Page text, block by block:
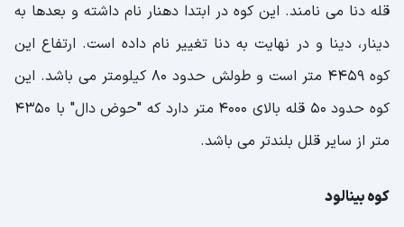
قله دنا می نامند. این کوه در ابتدا دهنار نام داشته و بعدها به
دینار، دینا و در نهایت به دنا تغییر نام داده است. ارتفاع این
کوه 4459 متر است و طولش حدود 80 کیلومتر می باشد. این
کوه حدود 50 قله بالای 4000 متر دارد که "حوض دال" با 4350
متر از سایر قلل بلندتر می باشد.
کوه بینالود